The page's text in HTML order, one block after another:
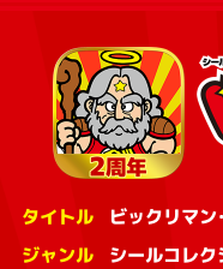
タイトル ビックリマン
ジャンル シールコレク